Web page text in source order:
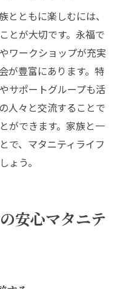
とともに楽しむには、
とが大切です。永福で
ワークショップが充実
が豊富にあります。特
サポートグループも活
人々と交流することで
ができます。家族と一
で、マタニティライフ
ょう。
安心マタニテ